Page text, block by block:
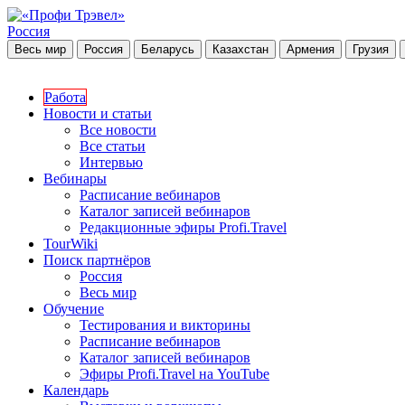
Россия
Весь мир Россия Беларусь Казахстан Армения Грузия
Работа
Новости и статьи
Все новости
Все статьи
Интервью
Вебинары
Расписание вебинаров
Каталог записей вебинаров
Редакционные эфиры Profi.Travel
TourWiki
Поиск партнёров
Россия
Весь мир
Обучение
Тестирования и викторины
Расписание вебинаров
Каталог записей вебинаров
Эфиры Profi.Travel на YouTube
Календарь